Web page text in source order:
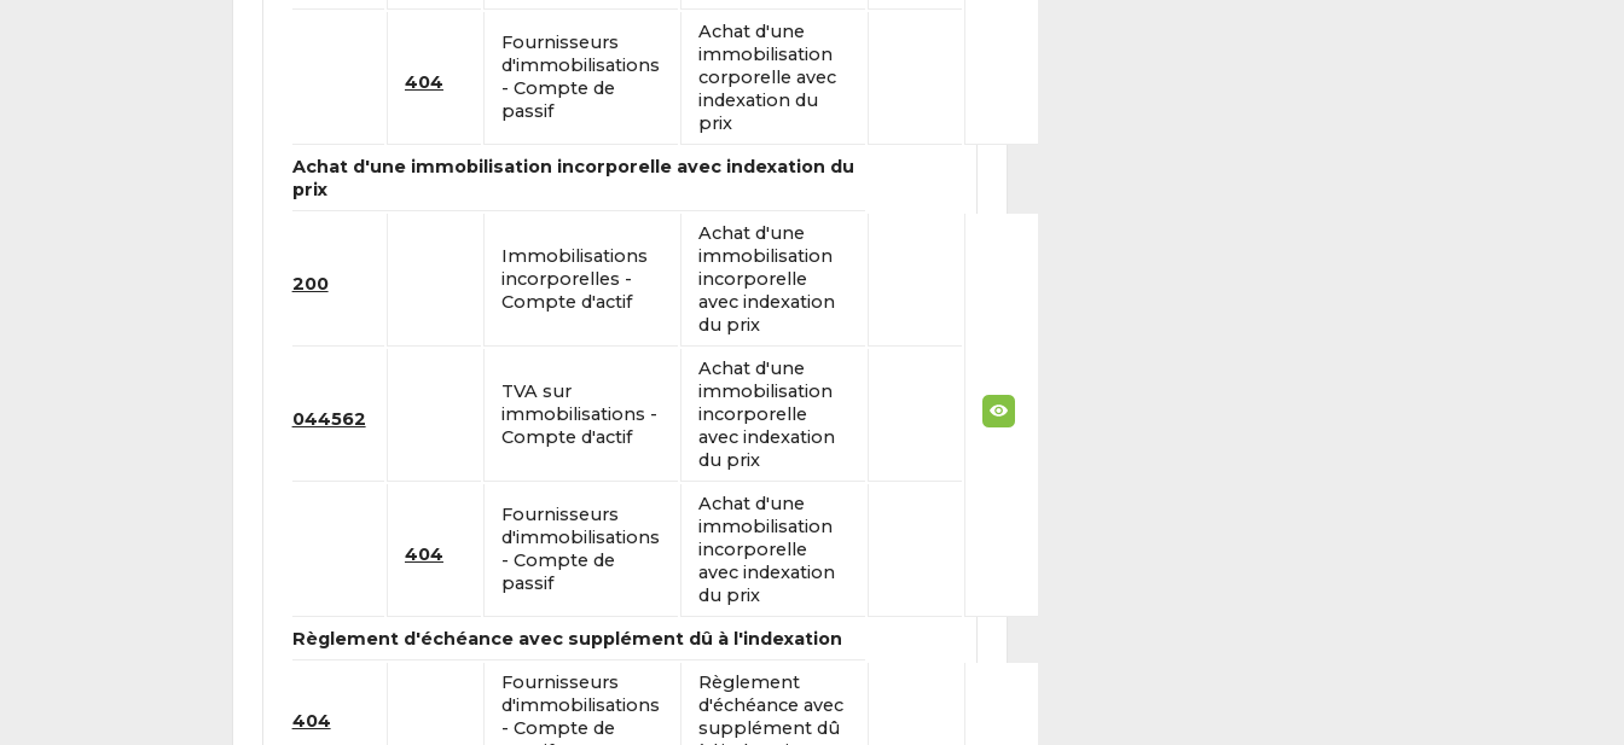
404
Fournisseurs
d'immobilisations
- Compte de
passif
Achat d'une
immobilisation
corporelle avec
indexation du
prix
Achat d'une immobilisation incorporelle avec indexation du
prix
200
Immobilisations
incorporelles -
Compte d'actif
Achat d'une
immobilisation
incorporelle
avec indexation
du prix
044562
TVA sur
immobilisations -
Compte d'actif
Achat d'une
immobilisation
incorporelle
avec indexation
du prix
404
Fournisseurs
d'immobilisations
- Compte de
passif
Achat d'une
immobilisation
incorporelle
avec indexation
du prix
Règlement d'échéance avec supplément dû à l'indexation
404
Fournisseurs
d'immobilisations
- Compte de
Règlement
d'échéance avec
supplément dû